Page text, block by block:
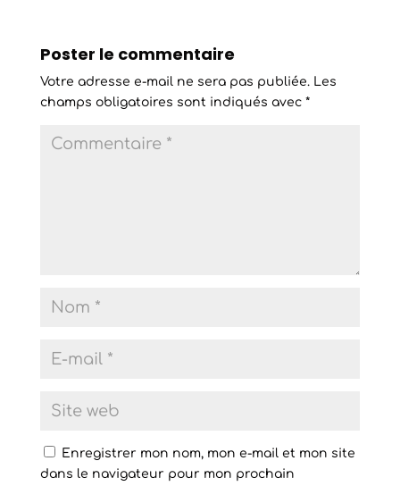
Poster le commentaire
Votre adresse e-mail ne sera pas publiée. Les
champs obligatoires sont indiqués avec *
Enregistrer mon nom, mon e-mail et mon site
dans le navigateur pour mon prochain